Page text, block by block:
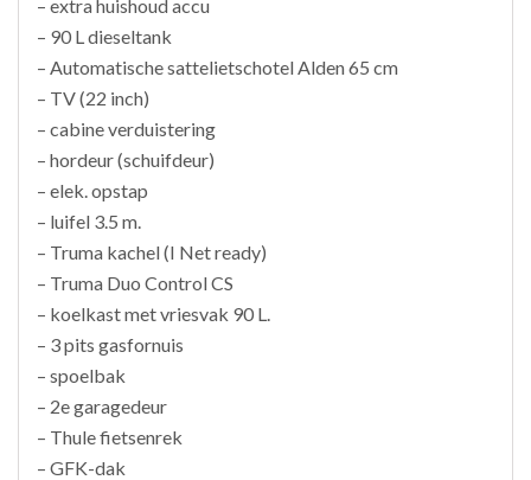
– extra huishoud accu
– 90 L dieseltank
– Automatische sattelietschotel Alden 65 cm
– TV (22 inch)
– cabine verduistering
– hordeur (schuifdeur)
– elek. opstap
– luifel 3.5 m.
– Truma kachel (I Net ready)
– Truma Duo Control CS
– koelkast met vriesvak 90 L.
– 3 pits gasfornuis
– spoelbak
– 2e garagedeur
– Thule fietsenrek
– GFK-dak